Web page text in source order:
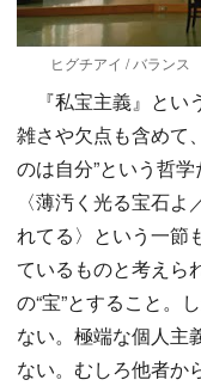
ヒグチアイ / バランス
『私宝主義』とい
雑さや欠点も含めて
のは自分”という哲
〈薄汚く光る宝石
れてる〉という一節
ているものと考えら
の“宝”とすること。
ない。極端な個人主
ない。むしろ他者か